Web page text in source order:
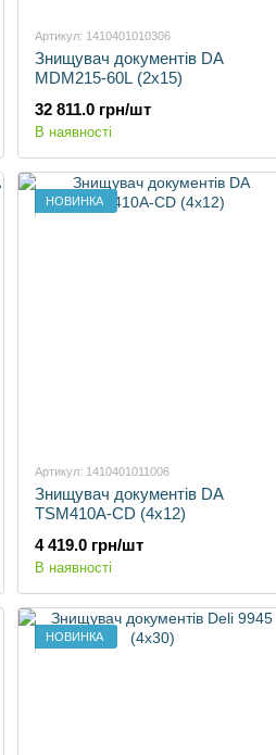
Артикул: 1410401010306
Знищувач документів DA
MDM215-60L (2х15)
32 811.0 грн/шт
В наявності
НОВИНКА
Артикул: 1410401011006
Знищувач документів DA
TSM410A-CD (4х12)
4 419.0 грн/шт
В наявності
НОВИНКА